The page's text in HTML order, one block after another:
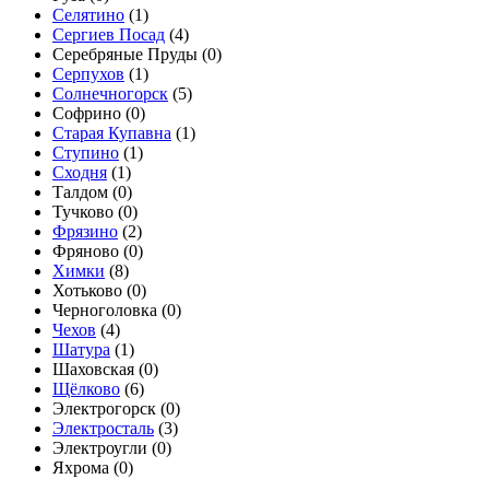
Селятино (1)
Сергиев Посад (4)
Серебряные Пруды (0)
Серпухов (1)
Солнечногорск (5)
Софрино (0)
Старая Купавна (1)
Ступино (1)
Сходня (1)
Талдом (0)
Тучково (0)
Фрязино (2)
Фряново (0)
Химки (8)
Хотьково (0)
Черноголовка (0)
Чехов (4)
Шатура (1)
Шаховская (0)
Щёлково (6)
Электрогорск (0)
Электросталь (3)
Электроугли (0)
Яхрома (0)